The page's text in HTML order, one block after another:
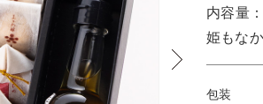
姫もな
包装